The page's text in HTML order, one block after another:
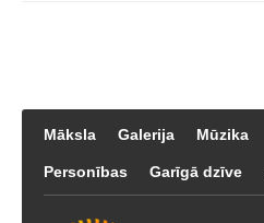
Māksla Galerija Mūzika
Personības Garīgā dzīve